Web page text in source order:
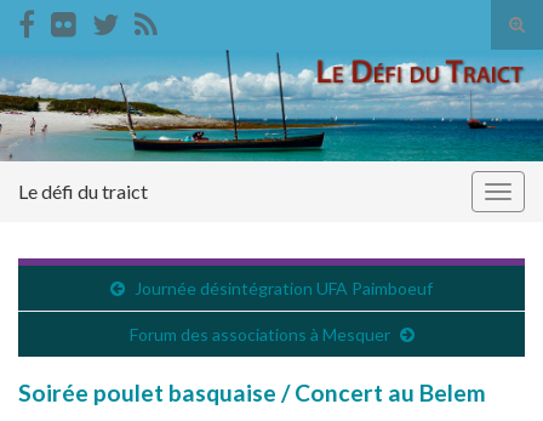
Search for:
Le défi du traict
Journée désintégration UFA Paimboeuf
Forum des associations à Mesquer
Soirée poulet basquaise / Concert au Belem